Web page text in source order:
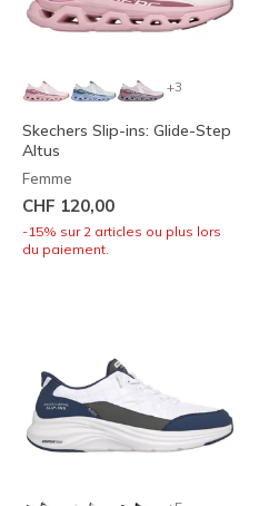
+3
Skechers Slip-ins: Glide-Step
Altus
Femme
CHF 120,00
-15% sur 2 articles ou plus lors
du paiement.